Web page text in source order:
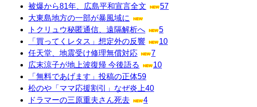
被爆から81年、広島平和宣言全文
57
大東島地方の一部が暴風域に
トクリュウ秘匿通信、遠隔解析へ
5
「買ってくレタス」想定外の反響
10
任天堂、地震受け修理無償対応
7
広末涼子が地上波復帰 今後語る
10
「無料であげます」投稿の正体59
松のや「ママ応援割引」なぜ炎上40
ドラマーの三原重夫さん死去
4